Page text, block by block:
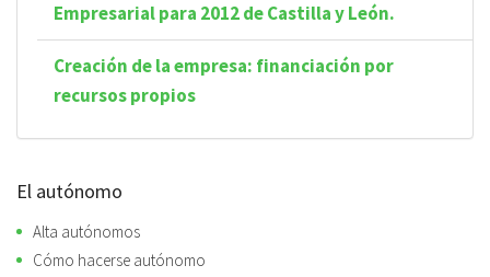
Empresarial para 2012 de Castilla y León.
Creación de la empresa: financiación por
recursos propios
El autónomo
Alta autónomos
Cómo hacerse autónomo